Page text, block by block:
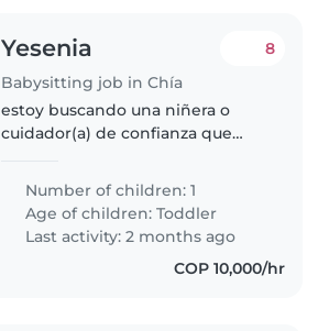
Yesenia
Babysitting job in Chía
8
estoy buscando una niñera o
cuidador(a) de confianza que
de 2 años. Me gustaría encontrar
a alguien que se sienta
cómodo(a) ayudando con las
tareas y..
Number of children: 1
Age of children:Toddler
Last activity: 2 months ago
COP 10,000/hr